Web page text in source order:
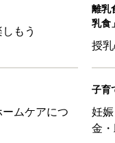
もう
離乳
乳食」
授
ムケアにつ
子育
妊
金